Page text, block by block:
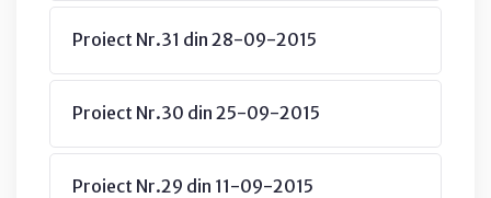
Proiect Nr.31 din 28-09-2015
Proiect Nr.30 din 25-09-2015
Proiect Nr.29 din 11-09-2015